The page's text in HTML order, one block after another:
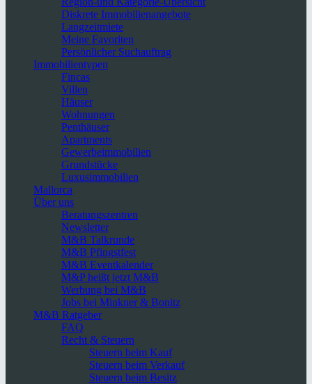
Diskrete Immobilienangebote
Langzeitmiete
Meine Favoriten
Persönlicher Suchauftrag
Immobilientypen
Fincas
Villen
Häuser
Wohnungen
Penthäuser
Apartments
Gewerbeimmobilien
Grundstücke
Luxusimmobilien
Mallorca
Über uns
Beratungszentren
Newsletter
M&B Talkrunde
M&B Pfingstfest
M&B Eventkalender
M&P heißt jetzt M&B
Werbung bei M&B
Jobs bei Minkner & Bonitz
M&B Ratgeber
FAQ
Recht & Steuern
Steuern beim Kauf
Steuern beim Verkauf
Steuern beim Besitz